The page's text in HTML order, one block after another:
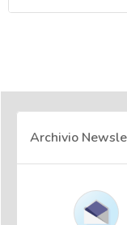
Archivio